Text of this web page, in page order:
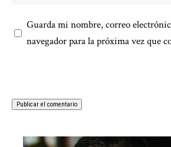
Guarda mi nombre, correo
navegador para la próxima vez que